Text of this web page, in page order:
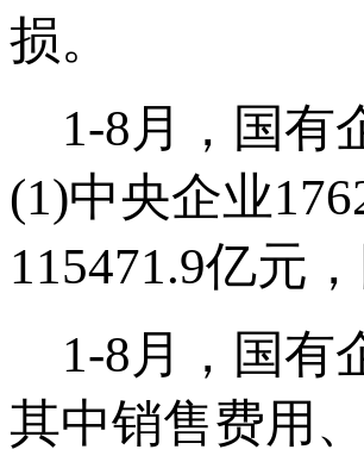
损。
1-8月，国有
(1)中央企业
115471.9亿元
1-8月，国有
其中销售费用